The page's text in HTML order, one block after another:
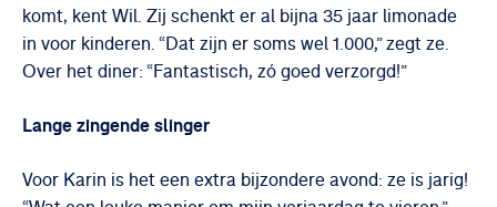
komt, kent Wil. Zij schenkt er al bijna 35 jaar limonade
in voor kinderen. “Dat zijn er soms wel 1.000,” zegt ze.
Over het diner: “Fantastisch, zó goed verzorgd!”
Lange zingende slinger
Voor Karin is het een extra bijzondere avond: ze is jarig!